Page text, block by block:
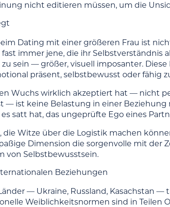
nicht editieren müssen, um die
Dating mit einer größeren Frau ist
immer jene, die ihr
sein — größer, visuell imposanter.
präsent, selbstbewusst oder fähig
Wuchs wirklich akzeptiert hat — nicht
— ist keine Belastung in einer
satt hat, das ungeprüfte Ego eines
die Witze über die Logistik machen
Dimension die sorgenvolle mit der
von Selbstbewusstsein.
Beziehungen
— Ukraine, Russland, Kasachstan —
Weiblichkeitsnormen sind in Teilen